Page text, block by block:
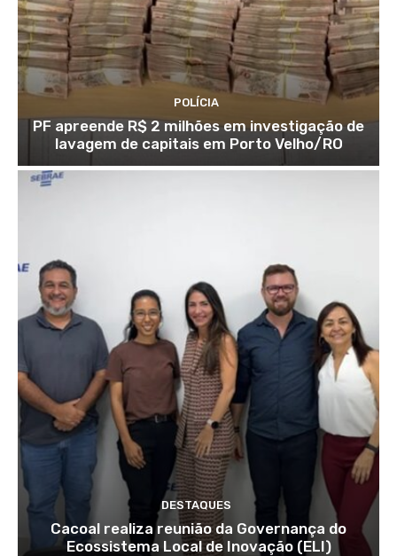
POLÍCIA
PF apreende R$ 2 milhões em investigação de
lavagem de capitais em Porto Velho/RO
DESTAQUES
Cacoal realiza reunião da Governança do
Ecossistema Local de Inovação (ELI)